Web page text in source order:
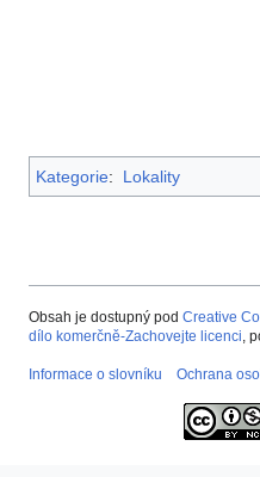
Kategorie: Lokality
Obsah je dostupný pod Creative
dílo komerčně-Zachovejte licenci,
Informace o slovníku Ochrana